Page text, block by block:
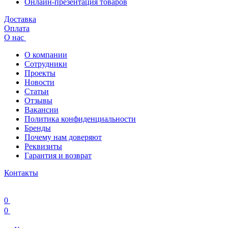
Онлайн-презентация товаров
Доставка
Оплата
О нас
О компании
Сотрудники
Проекты
Новости
Статьи
Отзывы
Вакансии
Политика конфиденциальности
Бренды
Почему нам доверяют
Реквизиты
Гарантия и возврат
Контакты
0
0